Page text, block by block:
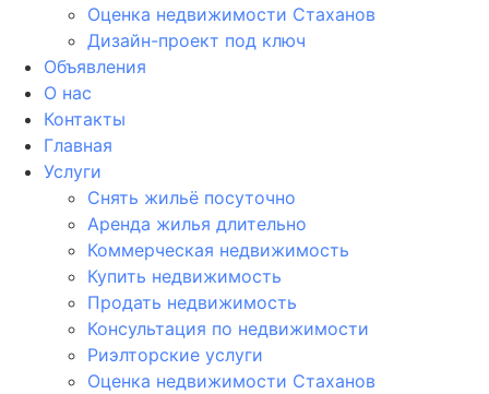
Оценка недвижимости Стаханов
Дизайн-проект под ключ
Объявления
О нас
Контакты
Главная
Услуги
Снять жильё посуточно
Аренда жилья длительно
Коммерческая недвижимость
Купить недвижимость
Продать недвижимость
Консультация по недвижимости
Риэлторские услуги
Оценка недвижимости Стаханов